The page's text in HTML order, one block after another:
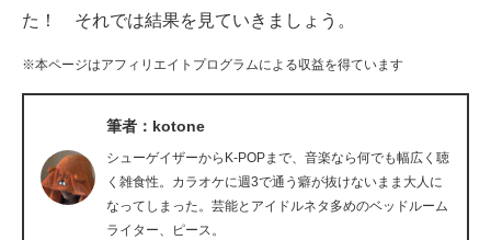
製造業のIT導入・活用を支援
エレクトロニクス専門サイト
電子設計の基本と応用
エネルギーの専門メディア
た！ それでは結果を見ていきましょう。
※本ページはアフィリエイトプログラムによる収益を得ています
筆者：kotone
シューゲイザーからK-POPまで、音楽なら何でも幅広く聴
く雑食性。カラオケに週3で通う癖が抜けないまま大人に
なってしまった。芸能とアイドルネタ多めのベッドルーム
ライター、ピース。